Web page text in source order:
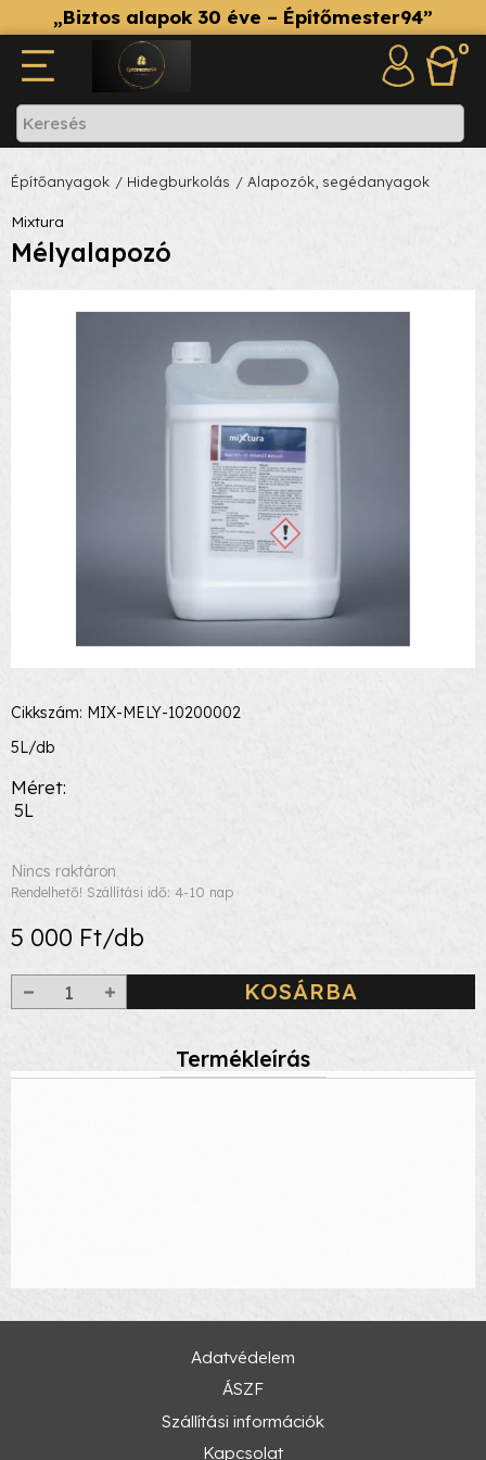
„Biztos alapok 30 éve – Építőmester94”
0
Építőanyagok / Hidegburkolás / Alapozók, segédanyagok
Mixtura
Mélyalapozó
Cikkszám: MIX-MELY-10200002
5L/db
Méret
5L
Nincs raktáron
Rendelhető! Szállítási idő: 4-10 nap
5 000 Ft/db
KOSÁRBA
Termékleírás
Adatvédelem
ÁSZF
Szállítási információk
Kapcsolat